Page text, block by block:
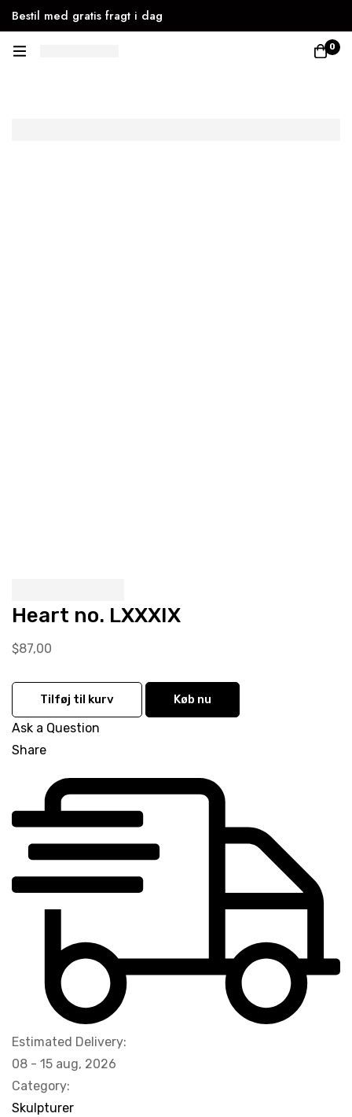
Bestil med gratis fragt i dag
0
Heart no. LXXXIX
$87,00
QuantityTilføj til kurv Køb nu
Ask a Question
Share
Estimated Delivery:
08 - 15 aug, 2026
Category:
Skulpturer